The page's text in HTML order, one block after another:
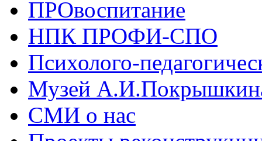
ПРОвоспитание
НПК ПРОФИ-СПО
Психолого-
Музей
СМИ о нас